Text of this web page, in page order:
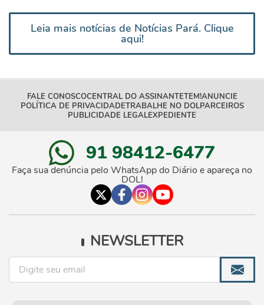
Leia mais notícias de Notícias Pará. Clique
aqui!
FALE CONOSCOCENTRAL DO ASSINANTETEM!ANUNCIE
POLÍTICA DE PRIVACIDADETRABALHE NO DOLPARCEIROS
PUBLICIDADE LEGALEXPEDIENTE
91 98412-6477
Faça sua denúncia pelo WhatsApp do Diário e apareça no
DOL!
NEWSLETTER